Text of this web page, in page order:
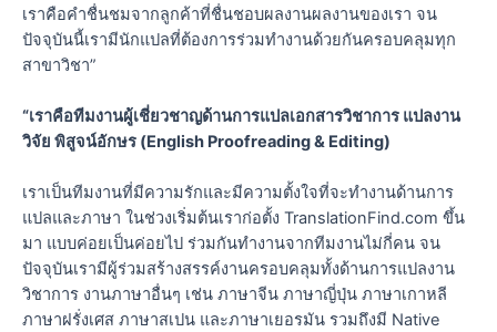
เราคือคำชื่นชมจากลูกค้าที่ชื่นชอบผลงานผลงานของเรา จน
ปัจจุบันนี้เรามีนักแปลที่ต้องการร่วมทำงานด้วยกันครอบคลุมทุก
สาขาวิชา”
“เราคือทีมงานผู้เชี่ยวชาญด้านการแปลเอกสารวิชาการ แปลงาน
วิจัย พิสูจน์อักษร (English Proofreading & Editing)
เราเป็นทีมงานที่มีความรักและมีความตั้งใจที่จะทำงานด้านการ
แปลและภาษา ในช่วงเริ่มต้นเราก่อตั้ง TranslationFind.com ขึ้น
มา แบบค่อยเป็นค่อยไป ร่วมกันทำงานจากทีมงานไม่กี่คน จน
ปัจจุบันเรามีผู้ร่วมสร้างสรรค์งานครอบคลุมทั้งด้านการแปลงาน
วิชาการ งานภาษาอื่นๆ เช่น ภาษาจีน ภาษาญี่ปุ่น ภาษาเกาหลี
ภาษาฝรั่งเศส ภาษาสเปน และภาษาเยอรมัน รวมถึงมี Native